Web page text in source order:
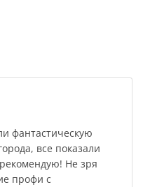
фантастическую
все показали
Не зря
профи с